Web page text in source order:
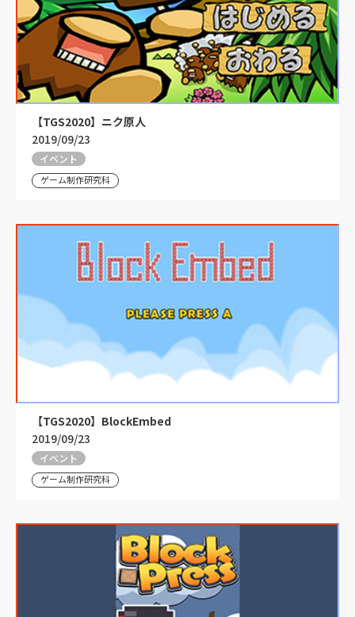
【TGS2020】ニク原人
2019/09/23
イベント
ゲーム制作研究科
【TGS2020】BlockEmbed
2019/09/23
イベント
ゲーム制作研究科